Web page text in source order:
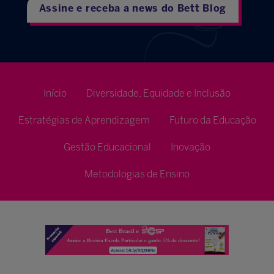
Assine e receba a news do Bett Blog
Início Diversidade, Equidade e Inclusão
Estratégias de Aprendizagem Futuro da Educação
Gestão Educacional Inovação
Metodologias de Ensino